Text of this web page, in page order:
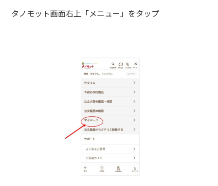
タノモット画面右上「メニュー」をタップ